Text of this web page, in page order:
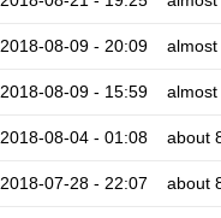
2018-08-09 - 20:09
2018-08-09 - 15:59
2018-08-04 - 01:08 about
2018-07-28 - 22:07 about